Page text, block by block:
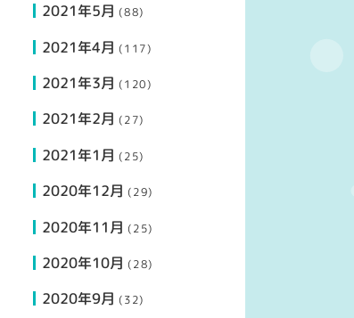
2021年5月 (88)
2021年4月 (117)
2021年3月 (120)
2021年2月 (27)
2021年1月 (25)
2020年12月 (29)
2020年11月 (25)
2020年10月 (28)
2020年9月 (32)